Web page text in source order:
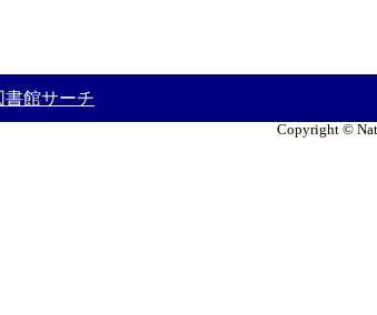
書館サーチ
Copyright ©